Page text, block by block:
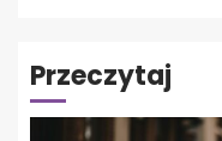
Przeczytaj